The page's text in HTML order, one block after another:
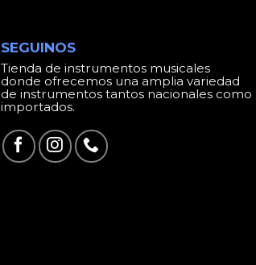
SEGUINOS
Tienda de instrumentos musicales
donde ofrecemos una amplia variedad
de instrumentos tantos nacionales como
importados.